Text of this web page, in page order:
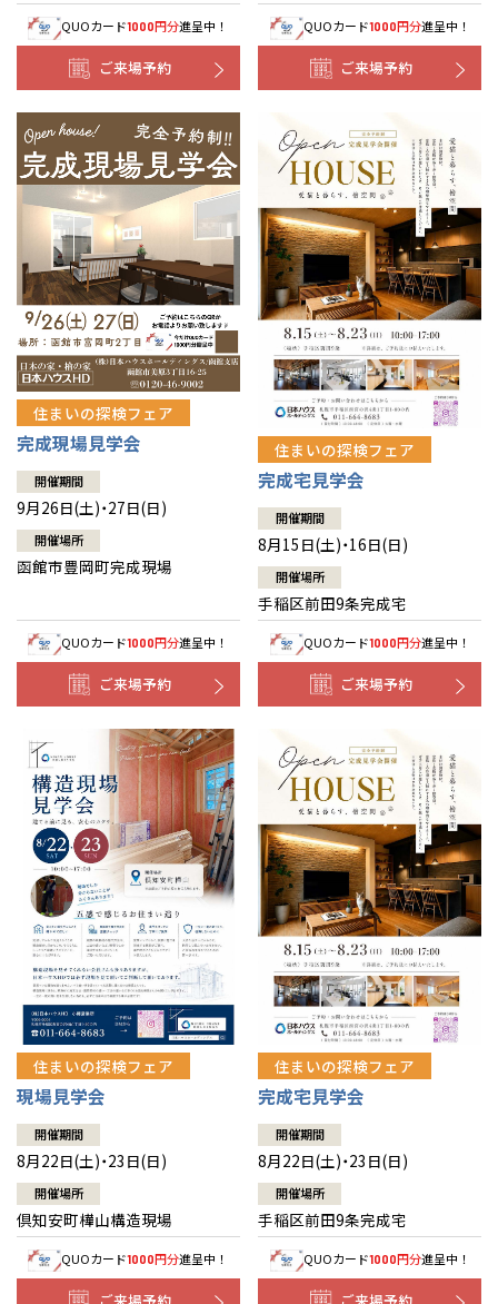
QUOカード1000円分進呈中！
ご来場予約
QUOカード1000円分進呈中！
ご来場予約
住まいの探検フェア
完成現場見学会
開催期間
9月26日(土)・27日(日)
開催場所
函館市豊岡町完成現場
QUOカード1000円分進呈中！
ご来場予約
住まいの探検フェア
完成宅見学会
開催期間
8月15日(土)・16日(日)
開催場所
手稲区前田9条完成宅
QUOカード1000円分進呈中！
ご来場予約
住まいの探検フェア
現場見学会
開催期間
8月22日(土)・23日(日)
開催場所
倶知安町樺山構造現場
QUOカード1000円分進呈中！
ご来場予約
住まいの探検フェア
完成宅見学会
開催期間
8月22日(土)・23日(日)
開催場所
手稲区前田9条完成宅
QUOカード1000円分進呈中！
ご来場予約
全国の展示場
北海道
札幌
道央
道北
道南
道東
東北
青森
秋田
岩手
山形
宮城
福島
甲信越・北陸
新潟
山梨
長野
富山
石川
関東
東京
神奈川
埼玉
千葉
東海
愛知
岐阜
静岡
近畿
大阪
京都
中国・四国
岡山
九州
お近くのイベント
北海道
札幌
札幌
小樽
道央
苫小牧千歳
小樽
道北
道南
道東
釧路
東北
青森県
八戸
青森
秋田県
秋田
岩手県
山形県
宮城県
仙台
福島県
甲信越・北陸
新潟県
長岡
山梨県
長野県
富山県
富山
石川県
関東
東京都
神奈川県
相模
埼玉県
埼玉
東海
愛知県
岐阜県
岐阜
静岡県
近畿
大阪府
大阪
京都府
京都
中国・四国
岡山県
岡山
九州